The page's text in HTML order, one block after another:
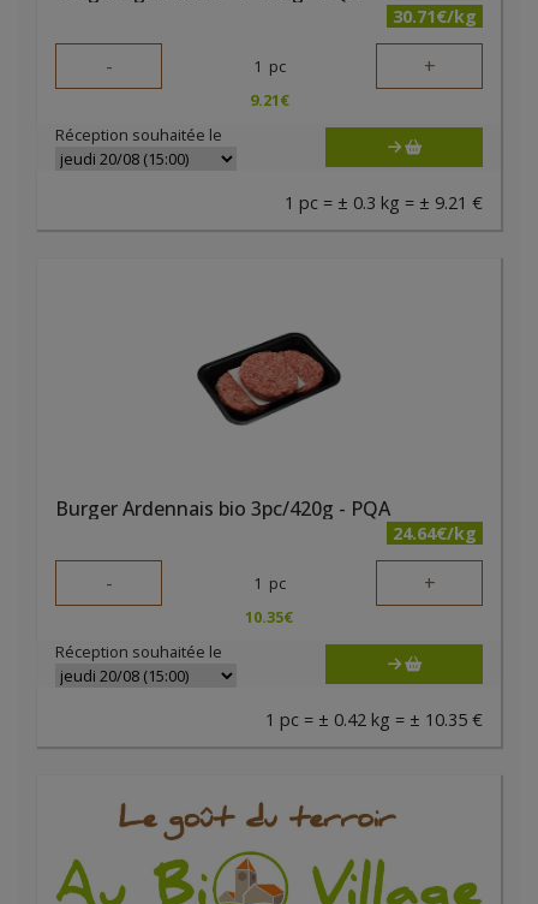
30.71€/kg
- 1 pc +
9.21€
Réception souhaitée le
1 pc = ± 0.3 kg = ± 9.21 €
Burger Ardennais bio 3pc/420g - PQA
24.64€/kg
- 1 pc +
10.35€
Réception souhaitée le
1 pc = ± 0.42 kg = ± 10.35 €